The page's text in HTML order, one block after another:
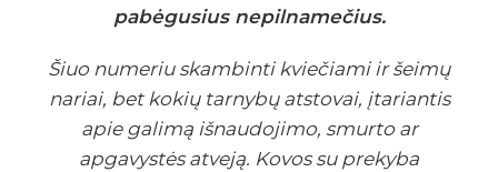
pabėgusius nepilnamečius.
Šiuo numeriu skambinti kviečiami iršeimų
nariai, bet kokiųtarnybųatstovai, įtariantis
apie galimąišnaudojimo, smurto ar
apgavystės atveją. Kovos su prekyba